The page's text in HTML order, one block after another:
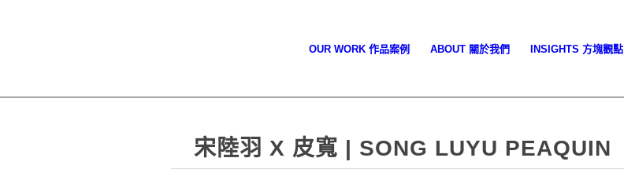
OUR WORK 作品案例 ABOUT 關於我們 INSIGHTS 方塊觀點
宋陸羽 X 皮寬 | SONG LUYU PEAQUIN